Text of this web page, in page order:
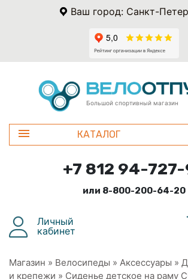
Ваш город: Санкт-
Большой спортивный магазин
КАТАЛОГ
+7 812 94-
или 8-800-200-64-20
Личный
кабинет
Магазин » Велосипеды » Аксессуары »
и крепежи » Сиденье детское на раму